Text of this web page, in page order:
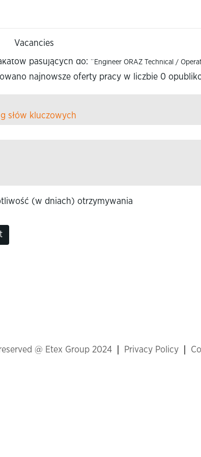
Vacancies
dla"Engineer ORAZ Technical / Operations".
pasujących do: " Engineer ORAZ Technical /
najnowsze oferty pracy w liczbie 0
słów kluczowych
(w dniach) otrzymywania
@ Etex Group 2024 Privacy Policy